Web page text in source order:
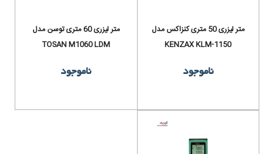
متر لیزری 50 متری کنزاکس مدل
KENZAX KLM-1150
ناموجود
متر لیزری 60 متری توسن مدل
TOSAN M1060 LDM
ناموجود